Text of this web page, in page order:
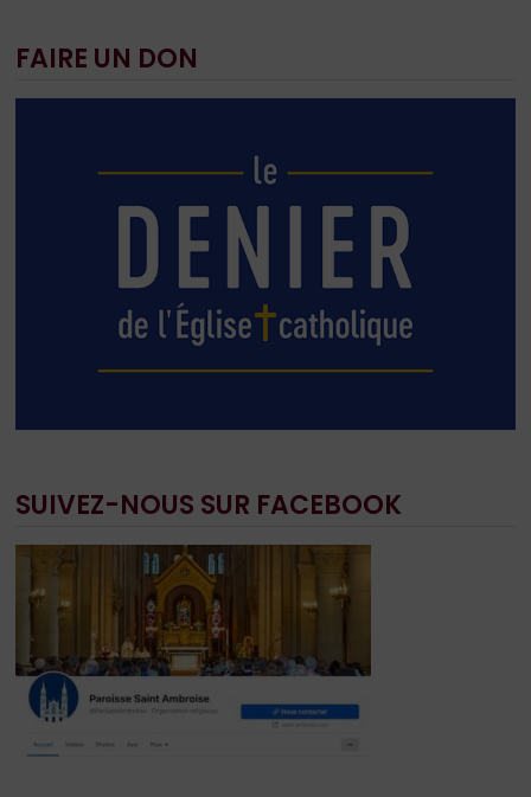
FAIRE UN DON
SUIVEZ-NOUS SUR FACEBOOK